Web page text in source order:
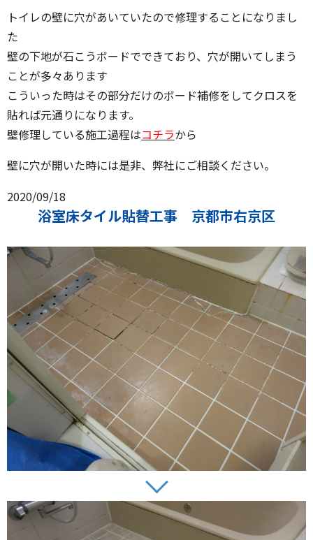
トイレの壁に穴があいていたので修理することになりまし
た
壁の下地が石こうボードでできており、穴が開いてしまう
ことが多々あります
こういった時はその部分だけのボード補修をしてクロスを
貼れば元通りになります。
壁修理している施工過程はコチラから
壁に穴が開いた時には是非、弊社にご相談ください。
2020/09/18
浴室床タイル貼替工事 京都市右京区